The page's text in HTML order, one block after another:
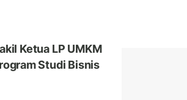
Ketua LP UMKM
Studi Bisnis